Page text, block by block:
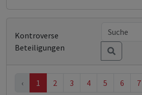
Kontroverse
Beteiligungen
‹ 1 2 3 4 5 6 7